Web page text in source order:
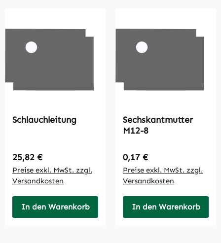
Schlauchleitung
Regulärer Preis:
25,82 €
Preise exkl. MwSt. zzgl.
Versandkosten
In den Warenkorb
Sechskantmutter
M12-8
Regulärer Preis:
0,17 €
Preise exkl. MwSt. zzgl.
Versandkosten
In den Warenkorb